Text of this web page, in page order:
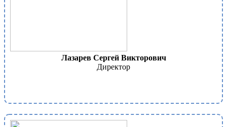
Лазарев Сергей Викторович
Директор